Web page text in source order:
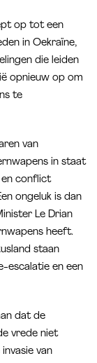
op tot een
in Oekraïne,
die leiden
opnieuw op om
te
van
in staat
en conflict
ongeluk is dan
Le Drian
heeft.
staan
escalatie en een
dat de
vrede niet
van